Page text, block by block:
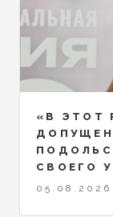
«В ЭТОТ
СВОЕГО
05.08.2026